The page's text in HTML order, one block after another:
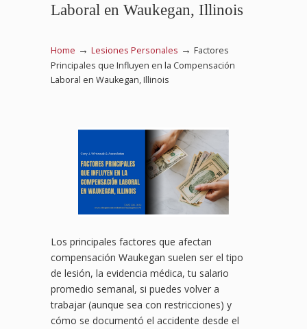
Laboral en Waukegan, Illinois
Home → Lesiones Personales → Factores
Principales que Influyen en la Compensación
Laboral en Waukegan, Illinois
Los principales factores que afectan
compensación Waukegan suelen ser el tipo
de lesión, la evidencia médica, tu salario
promedio semanal, si puedes volver a
trabajar (aunque sea con restricciones) y
cómo se documentó el accidente desde el